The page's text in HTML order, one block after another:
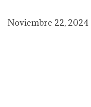
Noviembre 22, 2024